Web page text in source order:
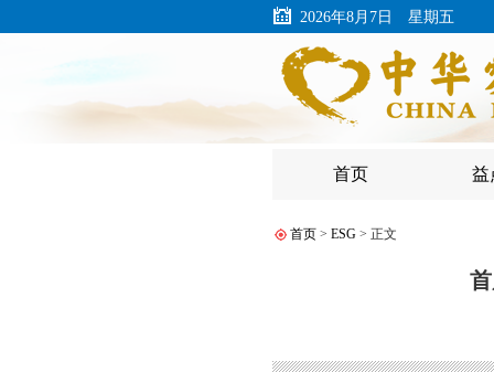
2026年8月7日 星期五
首页 益
首页> ESG> 正文